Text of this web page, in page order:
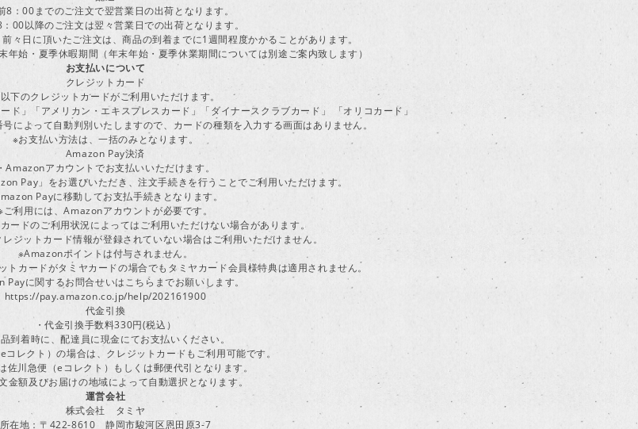
8：00までのご注文で翌営業日の出荷となります。
：00以降のご注文は翌々営業日での出荷となります。
々日に頂いたご注文は、商品の到着までに1週間程度かかることがあります。
始・夏季休暇期間（年末年始・夏季休業期間については別途ご案内致します）
お支払いについて
クレジットカード
以下のクレジットカードがご利用いただけます。
ド」「アメリカン・エキスプレスカード」「ダイナースクラブカード」 「オリコカード」
によって自動判別いたしますので、カードの種類を入力する画面はありません。
※お支払い方法は、一括のみとなります。
Amazon Pay決済
・Amazonアカウントでお支払いいただけます。
Pay」をお選びいただき、注文手続きを行うことでご利用いただけます。
Payに移動してお支払手続きとなります。
ご利用には、Amazonアカウントが必要です。
ードのご利用状況によってはご利用いただけない場合があります。
ジットカード情報が登録されていない場合はご利用いただけません。
※Amazonポイントは付与されません。
カードがタミヤカードの場合でもタミヤカード会員様特典は適用されません。
Payに関するお問合せいはこちらまでお願いします。
https://pay.amazon.co.jp/help/202161900
代金引換
・代金引換手数料330円(税込）
品到着時に、配達員に現金にてお支払いください。
レクト）の場合は、クレジットカードもご利用可能です。
佐川急便（eコレクト）もしくは郵便代引となります。
金額及びお届けの地域によって自動選択となります。
運営会社
株式会社 タミヤ
所在地：〒422-8610 静岡市駿河区恩田原3-7